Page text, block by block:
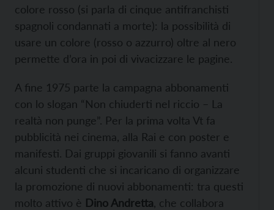
colore rosso (si parla di cinque antifranchisti
spagnoli condannati a morte): la possibilità di
usare un colore (rosso o azzurro) oltre al nero
permette d’ora in poi di vivacizzare le pagine.
A fine 1975 parte la campagna abbonamenti
con lo slogan “Non chiuderti nel riccio – La
realtà non punge”. Per la prima volta Vt fa
pubblicità nei cinema, alla Rai e con poster e
manifesti. Dai gruppi giovanili si fanno avanti
alcuni studenti che si incaricano di organizzare
la promozione di nuovi abbonamenti: tra questi
molto attivo è Dino Andretta , che collabora